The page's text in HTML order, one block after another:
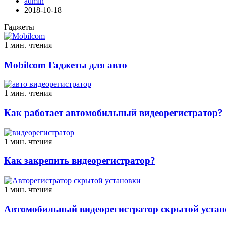
2018-10-18
Гаджеты
1 мин. чтения
Mobilcom Гаджеты для авто
1 мин. чтения
Как работает автомобильный видеорегистратор?
1 мин. чтения
Как закрепить видеорегистратор?
1 мин. чтения
Автомобильный видеорегистратор скрытой